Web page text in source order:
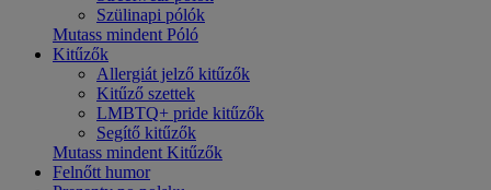
Szülinapi pólók
Mutass mindent Póló
Kitűzők
Allergiát jelző kitűzők
Kitűző szettek
LMBTQ+ pride kitűzők
Segítő kitűzők
Mutass mindent Kitűzők
Felnőtt humor